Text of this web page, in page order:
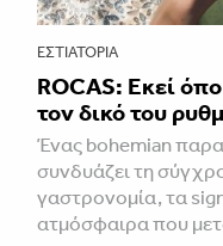
ΕΣΤΙΑΤΌΡΙΑ
ROCAS: Εκεί
τον δικό του
Ένας bohemian
συνδυάζει τη
γαστρονομία, τα
ατμόσφαιρα που